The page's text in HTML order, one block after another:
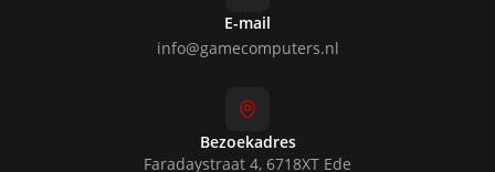
E-mail
info@gamecomputers.nl
Bezoekadres
Faradaystraat 4, 6718XT Ede